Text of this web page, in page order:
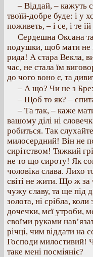
– Віддай, – кажуть
твоїй-добре буде: і у
поживеть, – і се, і те
Сердешна Оксана
подушки, щоб мати не
рида! А стара Векла,
час, не стала їм
до чого воно є, та
– А що? Чи не з
– Щоб то як? –
– Та так, – каже
вашому ділі ні
робиться. Так
милосердний! Він не
сирітством! Тяжкий
не то що сироту! Як
чоловіка слава. Лихо
світі не жити. Що ж за
чужу славу, та ще під
золота, ні срібла,
дочечки, мєї утроби,
своїми руками
річці, чим віддати на
Господи милостивий!
таке мені посміяніє?